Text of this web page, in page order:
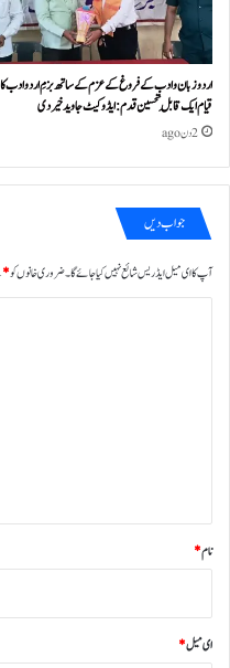
اردو زبان و ادب کے فروغ کے عزم کے ساتھ بزمِ اردو ادب کا
قیام ایک قابلِ تحسین قدم : ایڈوکیٹ جاوید خیردی
2 دن ago
جواب دیں
آپ کا ای میل ایڈریس شائع نہیں کیا جائے گا۔ضروری خانوں کو*
نام*
ای میل*